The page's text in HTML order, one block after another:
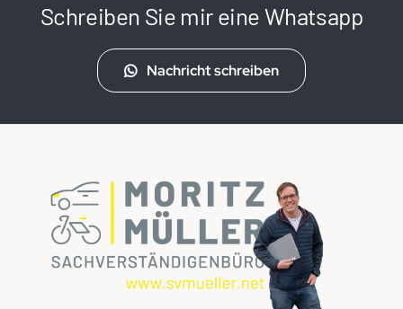
Schreiben Sie mir eine Whatsapp
Nachricht schreiben